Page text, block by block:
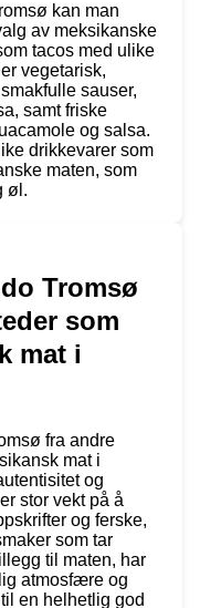
kan man
av meksikanske
tacos med ulike
vegetarisk,
sauser,
samt friske
og salsa.
drikkevarer som
maten, som
øl.
Tromsø
som
mat i
fra andre
mat i
og
stor vekt på å
og ferske,
som tar
til maten, har
atmosfære og
en helhetlig god